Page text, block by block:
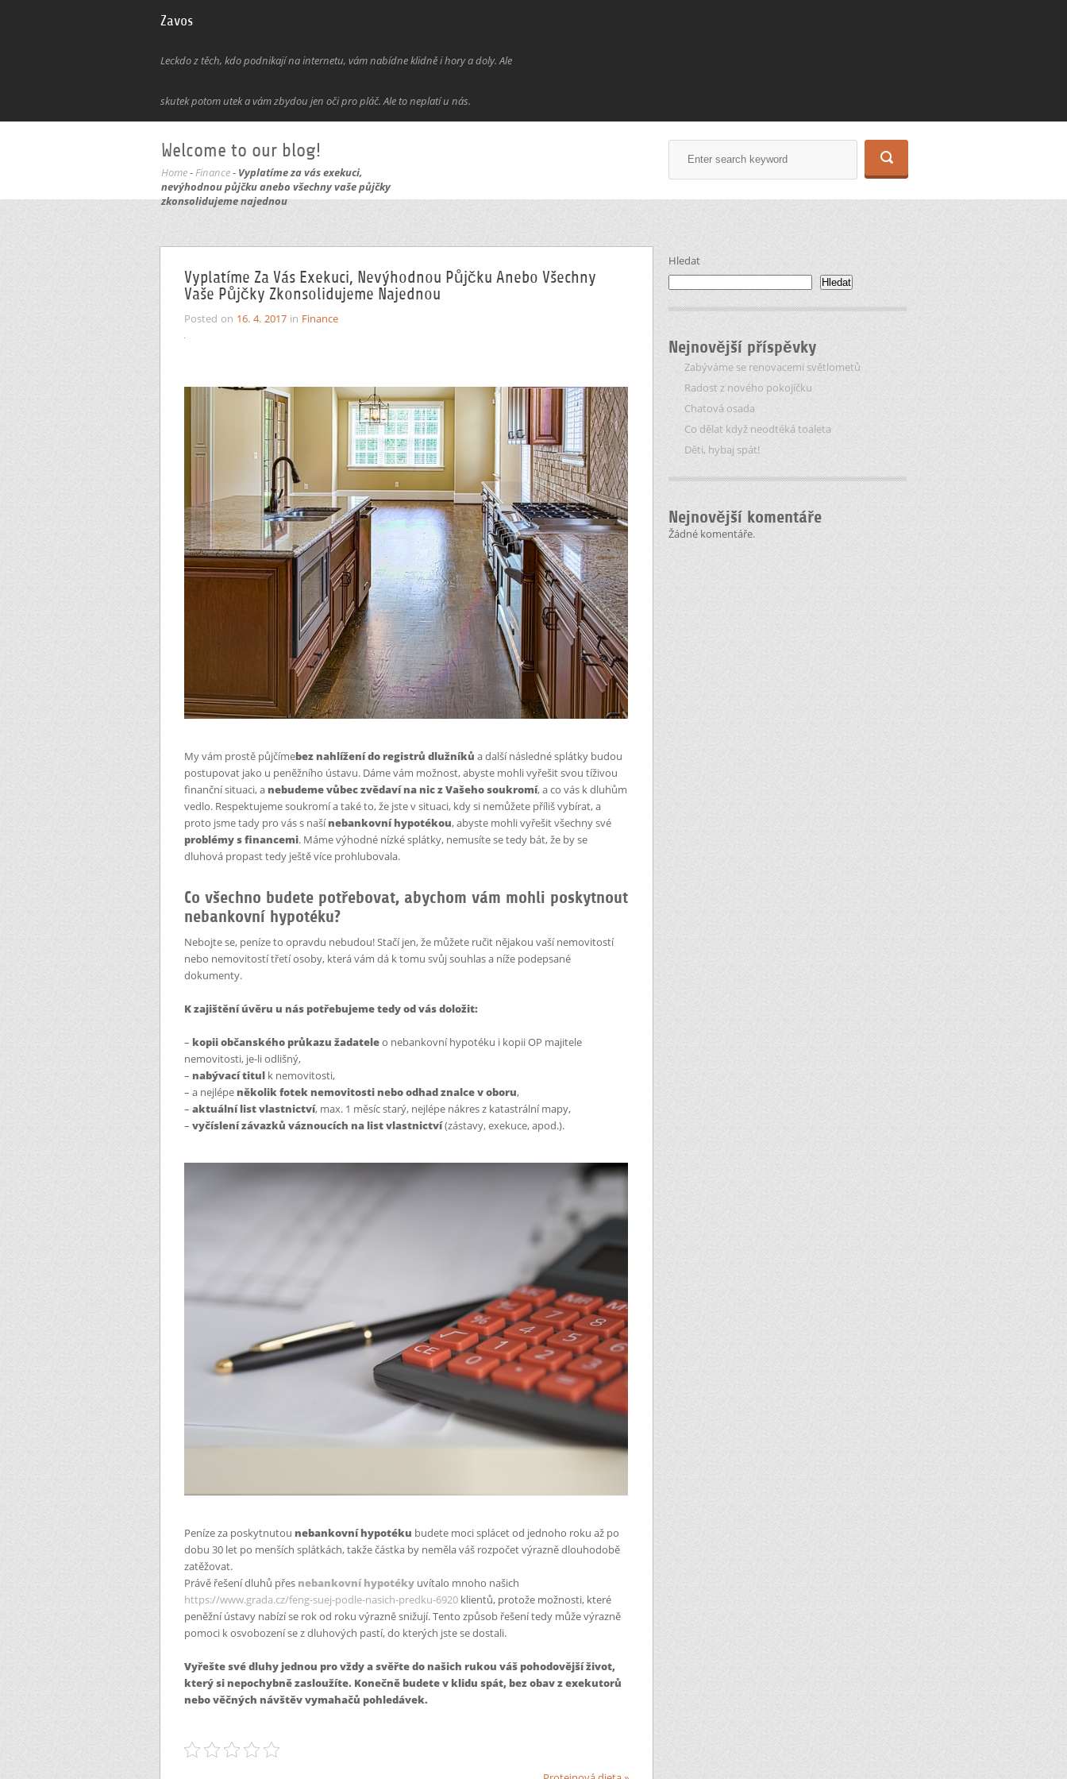
Zavos
Leckdo z těch, kdo podnikají na internetu, vám nabídne klidně i hory a doly. Ale
skutek potom utek a vám zbydou jen oči pro pláč. Ale to neplatí u nás.
Welcome to our blog!
Home-Finance- Vyplatíme za vás exekuci,
nevýhodnou půjčku anebo všechny vaše půjčky
zkonsolidujeme najednou
Vyplatíme Za Vás Exekuci, Nevýhodnou Půjčku Anebo Všechny
Vaše Půjčky Zkonsolidujeme Najednou
Posted on 16. 4. 2017 in Finance
My vám prostě půjčímebez nahlížení do registrů dlužníků a další následné splátky budou
postupovat jako u peněžního ústavu. Dáme vám možnost, abyste mohli vyřešit svou tíživou
finanční situaci, a nebudeme vůbec zvědaví na nic z Vašeho soukromí, a co vás k dluhům
vedlo. Respektujeme soukromí a také to, že jste v situaci, kdy si nemůžete příliš vybírat, a
proto jsme tady pro vás s našínebankovní hypotékou, abyste mohli vyřešit všechny své
problémy s financemi. Máme výhodné nízké splátky, nemusíte se tedy bát, že by se
dluhová propast tedy ještě více prohlubovala.
Co všechno budete potřebovat, abychom vám mohli poskytnout
nebankovní hypotéku?
Nebojte se, peníze to opravdu nebudou! Stačí jen, že můžete ručit nějakou vaší nemovitostí
nebo nemovitostí třetí osoby, která vám dá k tomu svůj souhlas a níže podepsané
dokumenty.
K zajištění úvěru u nás potřebujeme tedy od vás doložit:
– kopii občanského průkazu žadateleo nebankovní hypotéku i kopii OP majitele
nemovitosti, je-li odlišný,
– nabývací titul k nemovitosti,
– a nejlépe několik fotek nemovitosti nebo odhad znalce v oboru,
– aktuální list vlastnictví, max. 1 měsíc starý, nejlépe nákres z katastrální mapy,
– vyčíslení závazků váznoucích na list vlastnictví(zástavy, exekuce, apod.).
Peníze za poskytnutou nebankovní hypotéku budete moci splácet od jednoho roku až po
dobu 30 let po menších splátkách, takže částka by neměla váš rozpočet výrazně dlouhodobě
zatěžovat.
Právě řešení dluhů přes nebankovní hypotéky uvítalo mnoho našich
https://www.grada.cz/feng-suej-podle-nasich-predku-6920 klientů, protože možnosti, které
peněžní ústavy nabízí se rok od roku výrazně snižují. Tento způsob řešení tedy může výrazně
pomoci k osvobození se z dluhových pastí, do kterých jste se dostali.
Vyřešte své dluhy jednou pro vždy a svěřte do našich rukou váš pohodovější život,
který si nepochybně zasloužíte. Konečně budete v klidu spát, bez obav z exekutorů
nebo věčných návštěv vymahačů pohledávek.
Hledat
Hledat
Nejnovější příspěvky
Zabýváme se renovacemi světlometů
Radost z nového pokojíčku
Chatová osada
Co dělat když neodtéká toaleta
Děti, hybaj spát!
Nejnovější komentáře
Žádné komentáře.